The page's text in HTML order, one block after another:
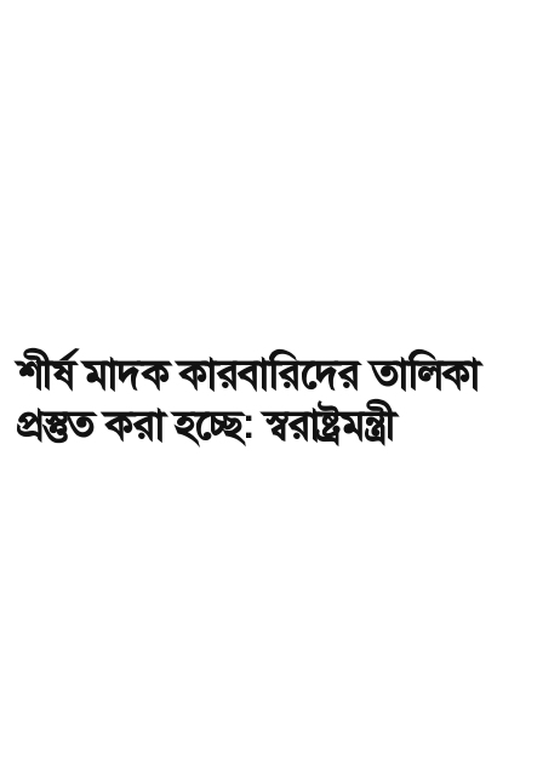
শীর্ষ মাদক কারবারিদের তালিকা
প্রস্তুত করা হচ্ছে: স্বরাষ্ট্রমন্ত্রী